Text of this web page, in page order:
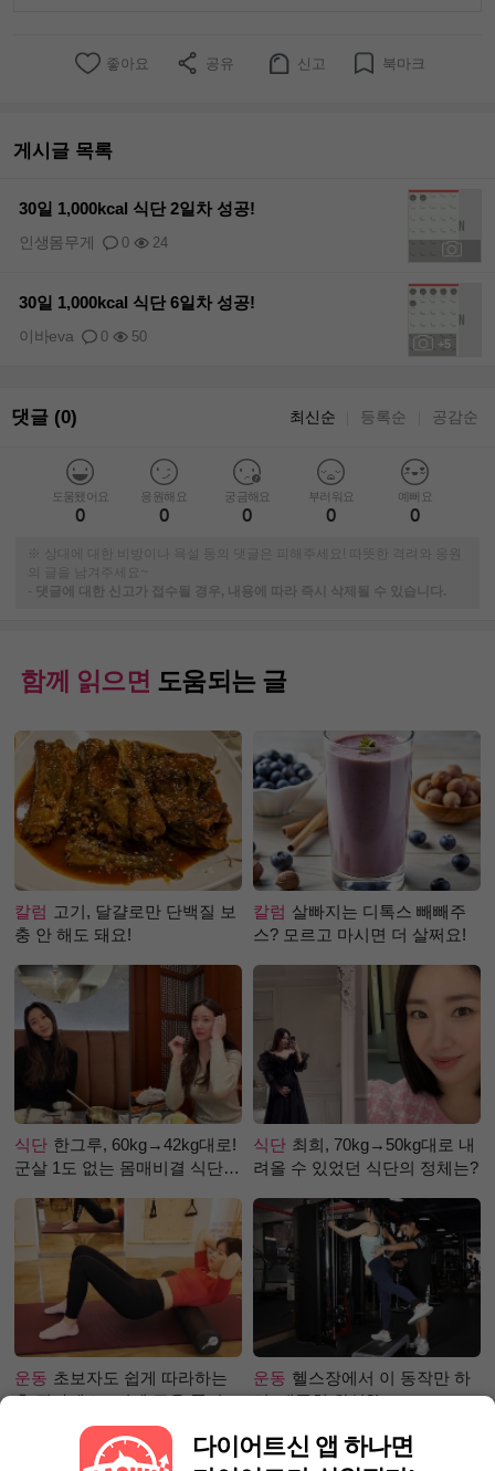
좋아요 공유 신고 북마크
게시글 목록
30일 1,000kcal 식단 2일차 성공!
0 24
인생몸무게
+5
30일 1,000kcal 식단 6일차 성공!
0 50
이바eva
댓글 (0) 최신순 등록순 공감순
도움됐어요
0
응원해요
0
궁금해요
0
부러워요
0
예뻐요
0
※ 상대에 대한 비방이나 욕설 등의 댓글은 피해주세요! 따뜻한 격려와 응원
-
댓글에 대한 신고가 접수될 경우, 내용에 따라 즉시 삭제될 수 있습니다.
함께 읽으면 도움되는 글
칼럼 고기, 달걀로만 단백질 보
충 안 해도 돼요!
칼럼 살빠지는 디톡스 빼빼주
스? 모르고 마시면 더 살쩌요!
식단 한그루, 60kg→42kg대로!
군살 1도 없는 몸매비결 식단
식단 최희, 70kg→50kg대로 내
려올 수 있었던 식단의 정체는?
운동 초보자도 쉽게 따라하는
홈 필라테스 –어깨 근육 풀어주
운동 헬스장에서 이 동작만 하
면, 애플힙 완성?!
다이어트신 앱 하나면